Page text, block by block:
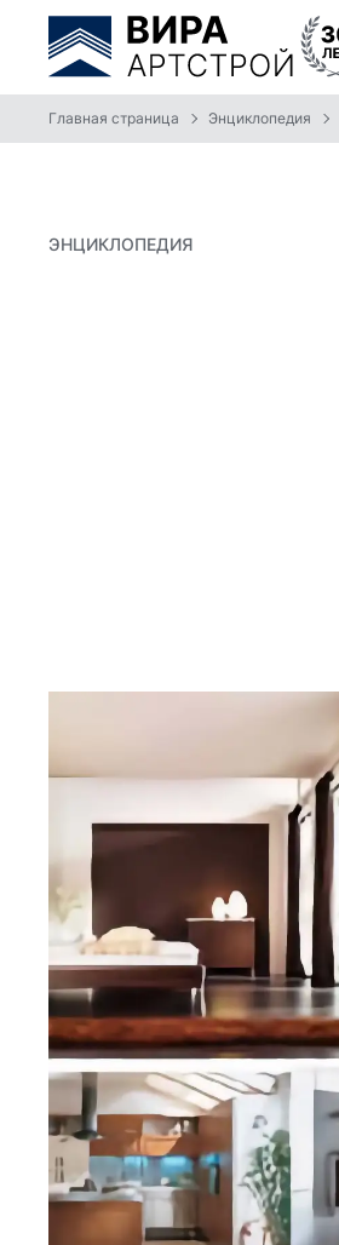
Главная страница Энциклопедия
ЭНЦИКЛОПЕДИЯ